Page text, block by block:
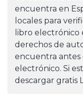
encuentra en
locales para
libro electrónico
derechos de
encuentra antes
electrónico. Si
descargar gratis